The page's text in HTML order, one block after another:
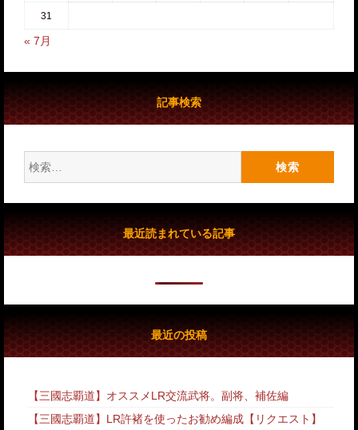
31
« 7月
記事検索
索:
最近読まれている記事
最近の投稿
【三國志覇道】オススメLR交流武将。副将、補佐編
【三國志覇道】LR許褚を使ったお勧め編成【リクエスト】